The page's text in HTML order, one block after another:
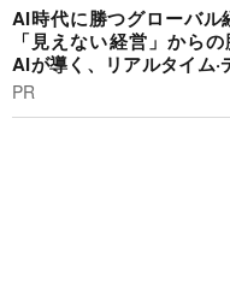
AI時代に勝つグローバ
「見えない経営」から
AIが導く、リアルタイム
PR